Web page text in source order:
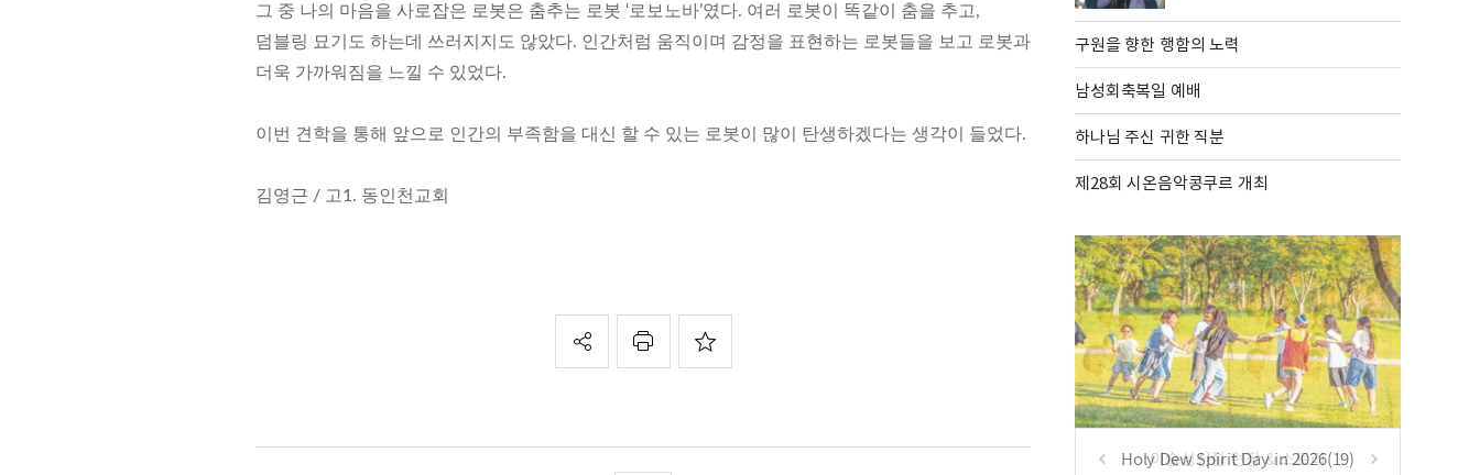
그 중 나의 마음을 사로잡은 로봇은 춤추는 로봇 ‘로보노바’였다. 여러 로봇이 똑같이 춤을 추고,
덤블링 묘기도 하는데 쓰러지지도 않았다. 인간처럼 움직이며 감정을 표현하는 로봇들을 보고 로봇과
더욱 가까워짐을 느낄 수 있었다.
이번 견학을 통해 앞으로 인간의 부족함을 대신 할 수 있는 로봇이 많이 탄생하겠다는 생각이 들었다.
김영근 / 고1. 동인천교회
구원을 향한 행함의 노력
남성회축복일 예배
하나님 주신 귀한 직분
제28회 시온음악콩쿠르 개최
Holy Dew Spirit Day in 2026(19)